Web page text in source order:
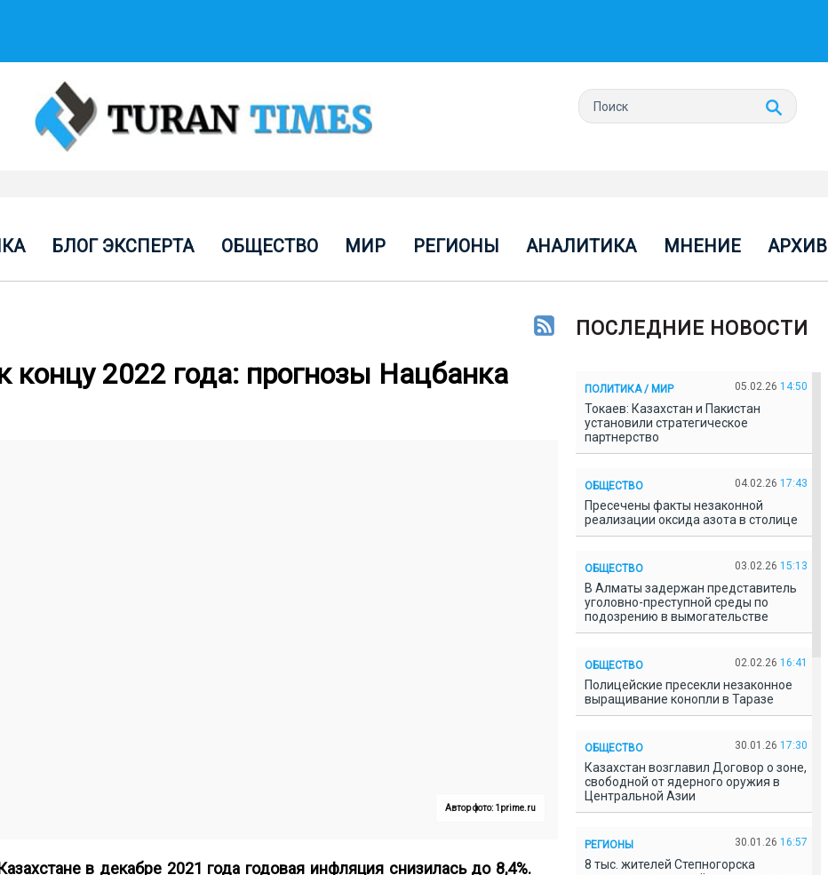
БЛОГ ЭКСПЕРТА ОБЩЕСТВО МИР РЕГИОНЫ АНАЛИТИКА МНЕНИЕ АРХИВ
концу 2022 года: прогнозы Нацбанка
Автор фото: 1prime.ru
в декабре 2021 года годовая инфляция снизилась до 8,4%.
ПОСЛЕДНИЕ НОВОСТИ
ПОЛИТИКА / МИР 05.02.26 14:50
Токаев: Казахстан и Пакистан
установили стратегическое
партнерство
ОБЩЕСТВО 04.02.26 17:43
Пресечены факты незаконной
реализации оксида азота в столице
ОБЩЕСТВО 03.02.26 15:13
В Алматы задержан представитель
уголовно-преступной среды по
подозрению в вымогательстве
ОБЩЕСТВО 02.02.26 16:41
Полицейские пресекли незаконное
выращивание конопли в Таразе
ОБЩЕСТВО 30.01.26 17:30
Казахстан возглавил Договор о зоне,
свободной от ядерного оружия в
Центральной Азии
РЕГИОНЫ 30.01.26 16:57
8 тыс. жителей Степногорска